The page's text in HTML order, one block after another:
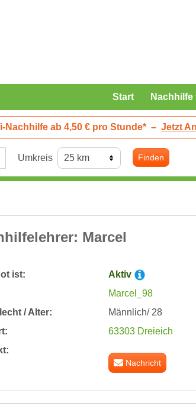
Start Nachhilfe
Nachhilfe ab 4,50 € pro Stunde* – Jetzt
Umkreis Finden
Marcel
ist:
Aktiv
Marcel_98
/ Alter:
Männlich/ 28
63303 Dreieich
Nachricht